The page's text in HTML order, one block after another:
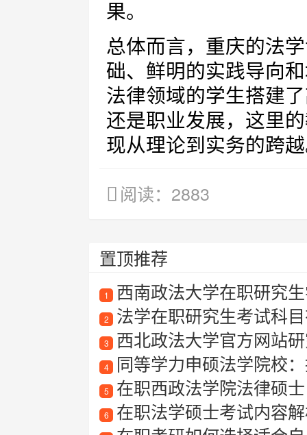
果。
总体而言，重庆的法
础、鲜明的实践导向
法律领域的学生搭建
还是职业发展，这里
现从理论到实务的跨
阅读：2883
置顶推荐
1 西南政法大学在职研究
2 法学在职研究生考试科
3 西北政法大学官方网站
4 同等学力申硕法学院校
5 在职西政法学院法律硕士
6 在职法学硕士考试内容